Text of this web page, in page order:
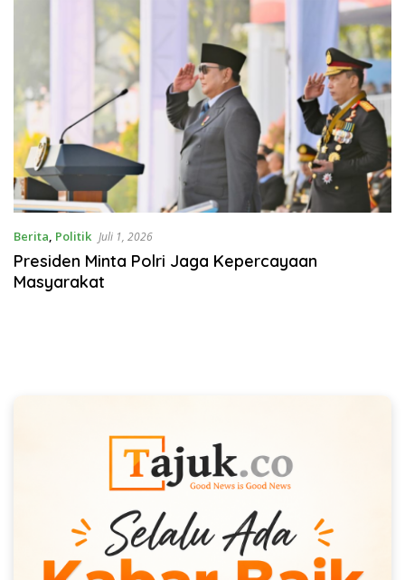
Berita, Politik Juli 1, 2026
Presiden Minta Polri Jaga Kepercayaan
Masyarakat